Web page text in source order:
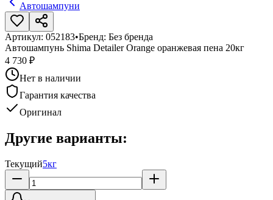
Автошампуни
Артикул: 052183•Бренд: Без бренда
Автошампунь Shima Detailer Orange оранжевая пена 20кг
4 730 ₽
Нет в наличии
Гарантия качества
Оригинал
Другие варианты:
Текущий5кг